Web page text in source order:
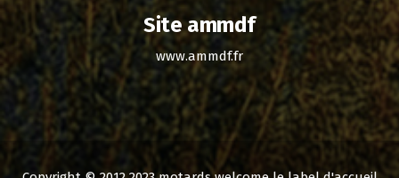
Site ammdf
www.ammdf.fr